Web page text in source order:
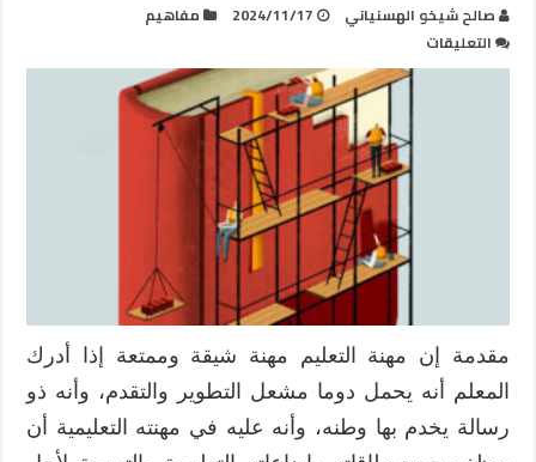
صالح شيخو الهسنياني 2024/11/17
مفاهيم
التعليقات
السقالات
التعليمية
تعريفها،
مفهومها،
أهدافها،
أنواعها،
خطوات
صفياً
مقدمة إن مهنة التعليم مهنة شيقة وممتعة إذا أدرك
المعلم أنه يحمل دوما مشعل التطوير والتقدم، وأنه ذو
رسالة يخدم بها وطنه، وأنه عليه في مهنته التعليمية أن